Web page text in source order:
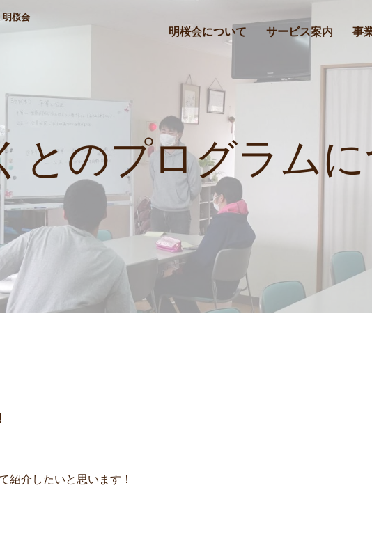
明桜会
明桜会について サービス案内 事
とのプログラム
紹介したいと思います！